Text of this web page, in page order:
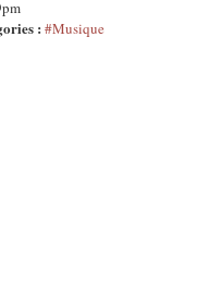
: #Musique